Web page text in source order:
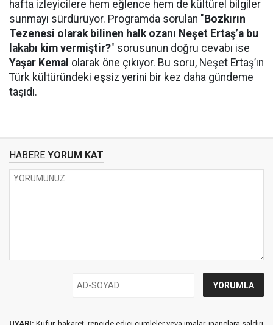
hafta izleyicilere hem eğlence hem de kültürel bilgiler
sunmayı sürdürüyor. Programda sorulan " Bozkırın
Tezenesi olarak bilinen halk ozanı Neşet Ertaş’a bu
lakabı kim vermiştir?" sorusunun doğru cevabı ise
Yaşar Kemal olarak öne çıkıyor. Bu soru, Neşet Ertaş’ın
Türk kültüründeki eşsiz yerini bir kez daha gündeme
taşıdı.
HABERE YORUM KAT